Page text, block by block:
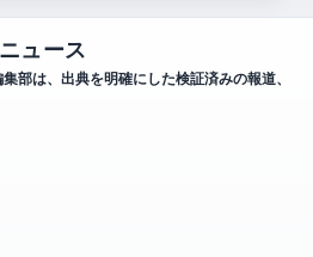
ュース
部は、出典を明確にした検証済みの報道、